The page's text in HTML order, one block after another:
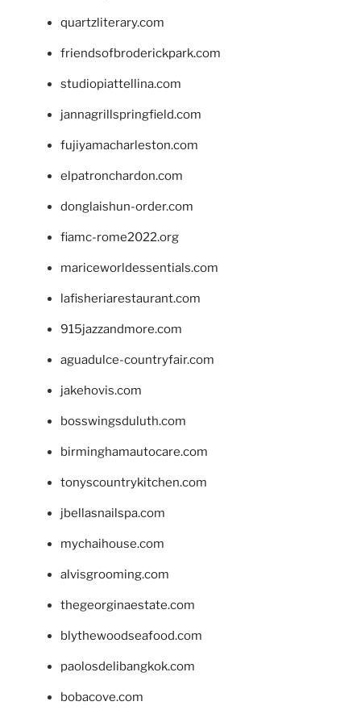
quartzliterary.com
friendsofbroderickpark.com
studiopiattellina.com
jannagrillspringfield.com
fujiyamacharleston.com
elpatronchardon.com
donglaishun-order.com
fiamc-rome2022.org
mariceworldessentials.com
lafisheriarestaurant.com
915jazzandmore.com
aguadulce-countryfair.com
jakehovis.com
bosswingsduluth.com
birminghamautocare.com
tonyscountrykitchen.com
jbellasnailspa.com
mychaihouse.com
alvisgrooming.com
thegeorginaestate.com
blythewoodseafood.com
paolosdelibangkok.com
bobacove.com